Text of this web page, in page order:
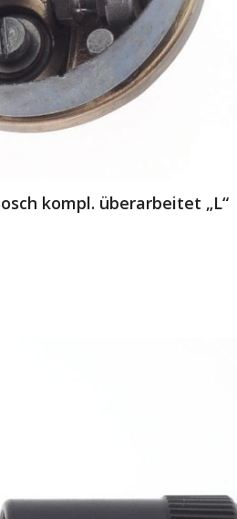
kompl. überarbeitet „L“